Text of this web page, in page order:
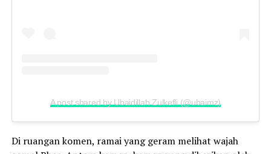
A post shared by Ubaidillah Zulkefli (@ubaimz)
Di ruangan komen, ramai yang geram melihat wajah